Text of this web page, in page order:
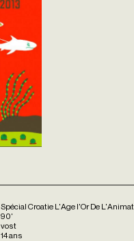
Spécial Croatie L'Age l'Or De
90'
vost
14 ans